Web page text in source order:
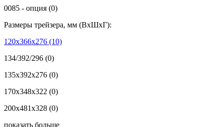
0085 - опция (0)
Размеры трейзера, мм (ВхШхГ):
120x366x276 (10)
134/392/296 (0)
135x392x276 (0)
170x348x322 (0)
200x481x328 (0)
показать больше